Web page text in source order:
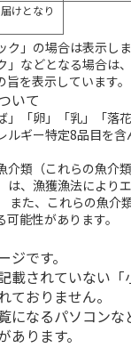
けとなり
ク」の場合は表示し
」などとなる場合は
を表示しています。
いて
」「卵」「乳」「落
ルギー特定8品目を
類（これらの魚介
は、漁獲漁法により
また、これらの魚介
能性があります。
ジです。
載されていない
ておりません。
になるパソコンな
あります。